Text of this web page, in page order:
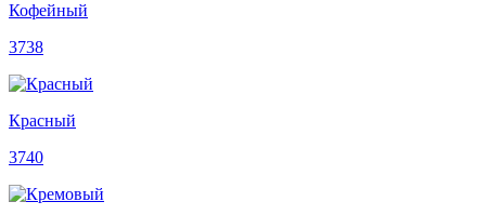
Кофейный
3738
Красный
3740